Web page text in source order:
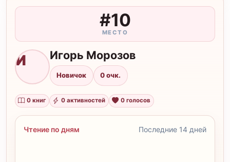
#10
МЕСТО
И Игорь Морозов
Новичок 0 очк.
0 книг 0 активностей 0 голосов
Чтение по дням Последние 14 дней